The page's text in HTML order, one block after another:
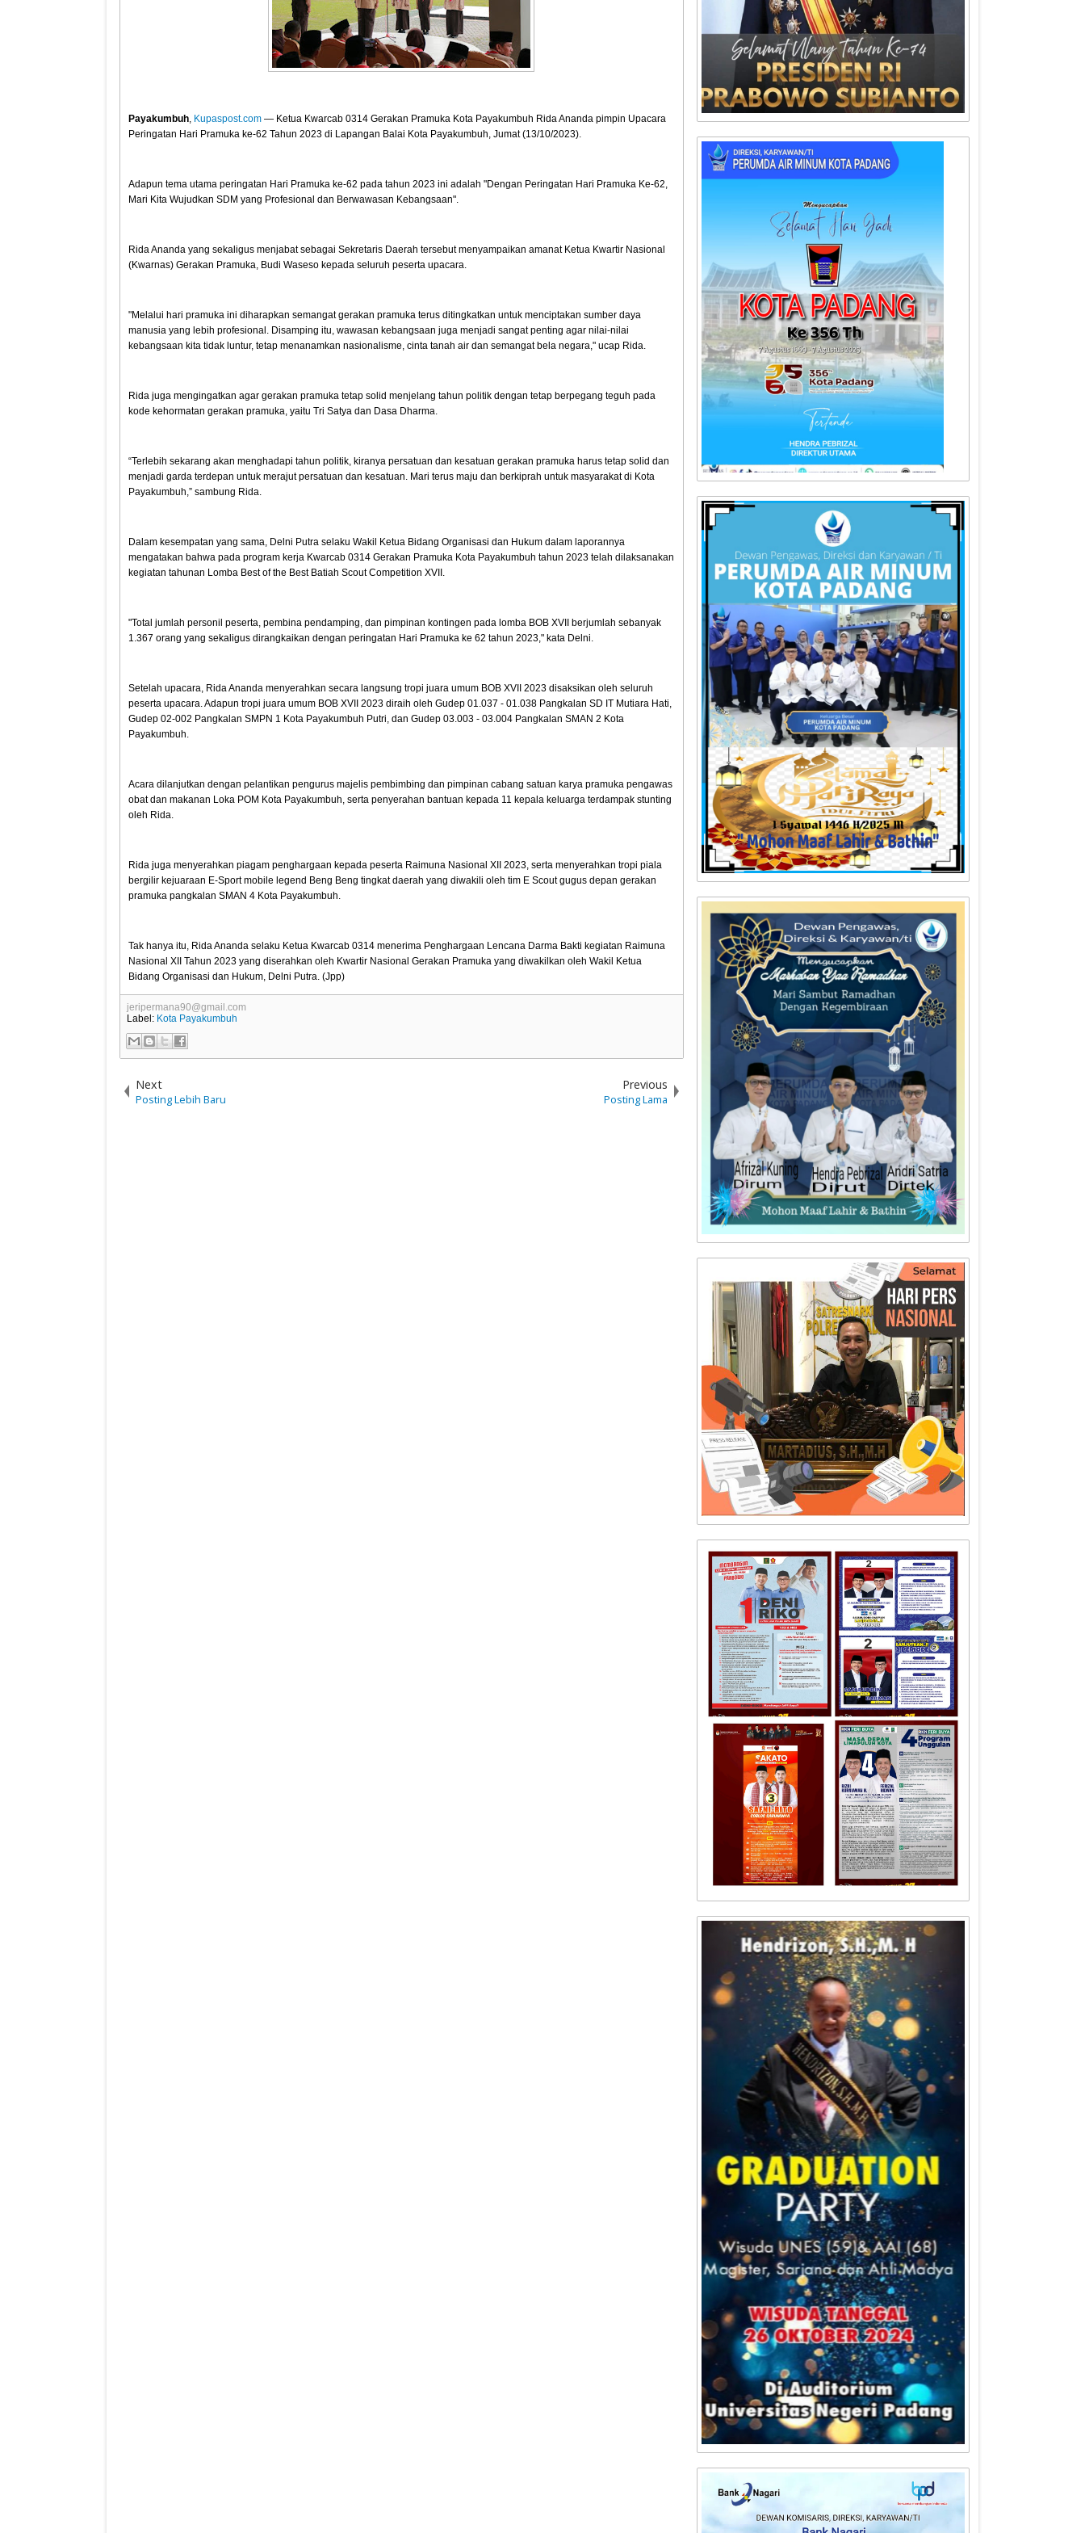
Payakumbuh, Kupaspost.com — Ketua Kwarcab 0314 Gerakan Pramuka Kota Payakumbuh Rida Ananda pimpin Upacara
Peringatan Hari Pramuka ke-62 Tahun 2023 di Lapangan Balai Kota Payakumbuh, Jumat (13/10/2023).
Adapun tema utama peringatan Hari Pramuka ke-62 pada tahun 2023 ini adalah "Dengan Peringatan Hari Pramuka Ke-62,
Mari Kita Wujudkan SDM yang Profesional dan Berwawasan Kebangsaan".
Rida Ananda yang sekaligus menjabat sebagai Sekretaris Daerah tersebut menyampaikan amanat Ketua Kwartir Nasional
(Kwarnas) Gerakan Pramuka, Budi Waseso kepada seluruh peserta upacara.
"Melalui hari pramuka ini diharapkan semangat gerakan pramuka terus ditingkatkan untuk menciptakan sumber daya
manusia yang lebih profesional. Disamping itu, wawasan kebangsaan juga menjadi sangat penting agar nilai-nilai
kebangsaan kita tidak luntur, tetap menanamkan nasionalisme, cinta tanah air dan semangat bela negara," ucap Rida.
Rida juga mengingatkan agar gerakan pramuka tetap solid menjelang tahun politik dengan tetap berpegang teguh pada
kode kehormatan gerakan pramuka, yaitu Tri Satya dan Dasa Dharma.
“Terlebih sekarang akan menghadapi tahun politik, kiranya persatuan dan kesatuan gerakan pramuka harus tetap solid dan
menjadi garda terdepan untuk merajut persatuan dan kesatuan. Mari terus maju dan berkiprah untuk masyarakat di Kota
Payakumbuh,” sambung Rida.
Dalam kesempatan yang sama, Delni Putra selaku Wakil Ketua Bidang Organisasi dan Hukum dalam laporannya
mengatakan bahwa pada program kerja Kwarcab 0314 Gerakan Pramuka Kota Payakumbuh tahun 2023 telah dilaksanakan
kegiatan tahunan Lomba Best of the Best Batiah Scout Competition XVII.
"Total jumlah personil peserta, pembina pendamping, dan pimpinan kontingen pada lomba BOB XVII berjumlah sebanyak
1.367 orang yang sekaligus dirangkaikan dengan peringatan Hari Pramuka ke 62 tahun 2023," kata Delni.
Setelah upacara, Rida Ananda menyerahkan secara langsung tropi juara umum BOB XVII 2023 disaksikan oleh seluruh
peserta upacara. Adapun tropi juara umum BOB XVII 2023 diraih oleh Gudep 01.037 - 01.038 Pangkalan SD IT Mutiara Hati,
Gudep 02-002 Pangkalan SMPN 1 Kota Payakumbuh Putri, dan Gudep 03.003 - 03.004 Pangkalan SMAN 2 Kota
Payakumbuh.
Acara dilanjutkan dengan pelantikan pengurus majelis pembimbing dan pimpinan cabang satuan karya pramuka pengawas
obat dan makanan Loka POM Kota Payakumbuh, serta penyerahan bantuan kepada 11 kepala keluarga terdampak stunting
oleh Rida.
Rida juga menyerahkan piagam penghargaan kepada peserta Raimuna Nasional XII 2023, serta menyerahkan tropi piala
bergilir kejuaraan E-Sport mobile legend Beng Beng tingkat daerah yang diwakili oleh tim E Scout gugus depan gerakan
pramuka pangkalan SMAN 4 Kota Payakumbuh.
Tak hanya itu, Rida Ananda selaku Ketua Kwarcab 0314 menerima Penghargaan Lencana Darma Bakti kegiatan Raimuna
Nasional XII Tahun 2023 yang diserahkan oleh Kwartir Nasional Gerakan Pramuka yang diwakilkan oleh Wakil Ketua
Bidang Organisasi dan Hukum, Delni Putra. (Jpp)
jeripermana90@gmail.com
Label: Kota Payakumbuh
Next
Posting Lebih Baru
Previous
Posting Lama